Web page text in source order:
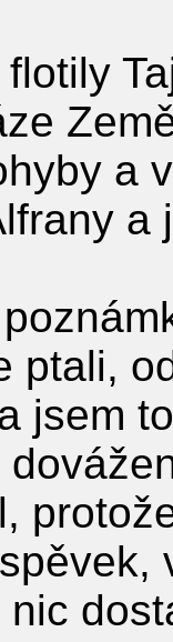
a
a
ptali,
jsem